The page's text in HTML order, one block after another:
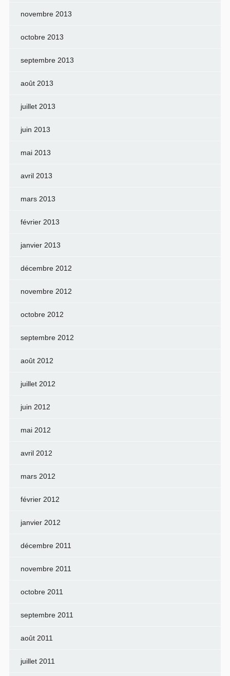
novembre 2013
octobre 2013
septembre 2013
août 2013
juillet 2013
juin 2013
mai 2013
avril 2013
mars 2013
février 2013
janvier 2013
décembre 2012
novembre 2012
octobre 2012
septembre 2012
août 2012
juillet 2012
juin 2012
mai 2012
avril 2012
mars 2012
février 2012
janvier 2012
décembre 2011
novembre 2011
octobre 2011
septembre 2011
août 2011
juillet 2011